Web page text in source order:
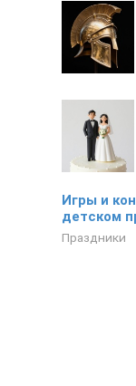
Игры и
детском
Праздники